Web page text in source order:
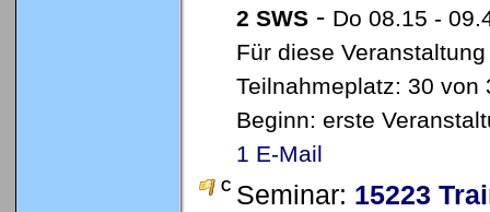
2 SWS - Do 08.15 -
Für diese
Teilnahmeplatz: 30 von
Beginn: erste
1 E-Mail
C Seminar: 15223